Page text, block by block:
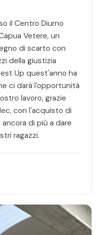
il Centro Diurno
Vetere, un
di scarto con
della giustizia
Up quest'anno ha
ci darà l'opportunità
lavoro, grazie
con l'acquisto di
di più a dare
ragazzi.